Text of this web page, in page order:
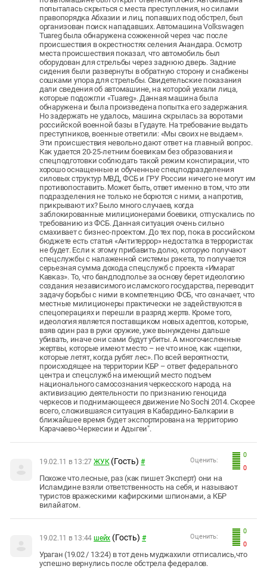
попыталась скрыться с места преступления, но силами
правопорядка Абхазии и лиц, попавших под обстрел, был
организован поиск нападавших. Автомашина Volkswagen
Tuareg была обнаружена сожженной через час после
происшествия в окрестностях селения Ачандара. Осмотр
места происшествия показал, что автомобиль был
оборудован для стрельбы через заднюю дверь. Задние
сидения были развернуты в обратную сторону и снабжены
сошками упора для стрельбы. Свидетельские показания
дали сведения об автомашине, на которой уехали лица,
которые подожгли «Tuareg». Данная машина была
обнаружена и была произведена попытка его задержания.
Но задержать не удалось, машина скрылась за воротами
российской военной базы в Гудауте. На требование выдать
преступников, военные ответили: «Мы своих не выдаем».
Эти происшествия невольно дают ответ на главный вопрос.
Как удается 20-25-летним боевикам без образования и
спецподготовки соблюдать такой режим конспирации, что
хорошо оснащенные и обученные спецподразделения
силовых структур МВД, ФСБ и ГРУ России ничего не могут им
противопоставить. Может быть, ответ именно в том, что эти
подразделения не только не борются с ними, а напротив,
прикрывают их? Было много случаев, когда
заблокированные милиционерами боевики, отпускались по
требованию из ФСБ. Данная ситуация очень сильно
смахивает с бизнес-проектом. До тех пор, пока в российском
бюджете есть статья «Антитеррор» недостатка в террористах
не будет. Если к этому прибавить долю, которую получают
спецслужбы с налаженной системы рэкета, то получается
серьезная сумма дохода спецслужб с проекта «Имарат
Кавказ». То, что бандподполье за основу берет идеологию
создания независимого исламского государства, переводит
задачу борьбы с ними в компетенцию ФСБ, что означает, что
местные милиционеры практически не задействуются в
спецоперациях и перешли в разряд жертв. Кроме того,
идеология является поставщиком новых адептов, которые,
взяв один раз в руки оружие, уже вынуждены дальше
убивать, иначе они сами будут убиты. А многочисленные
жертвы, которые имеют место – не что иное, как «щепки,
которые летят, когда рубят лес». По всей вероятности,
происходящее на территории КБР – ответ федерального
центра и спецслужб на имеющий место подъем
национального самосознания черкесского народа, на
активизацию деятельности по признанию геноцида
черкесов и поднимающееся движение No Sochi 2014. Скорее
всего, сложившаяся ситуация в Кабардино-Балкарии в
ближайшее время будет экспортирована на территорию
Карачаево-Черкесии и Адыгеи".
0
0
Оценить:
19.02.11 в 13:27 ЖУК (Гость) #
Похоже что лесные, раз (как пишет Эксперт) они на
Исламдине взяли ответственность на себя, и называют
туристов вражескими кафирскими шпионами, а КБР
вилайатом.
0
0
Оценить:
19.02.11 в 13:44 шейх (Гость) #
Ураган (19.02 / 13:24) в тот день муджахили отписались,что
успешно вернулись после обстрела федералов.